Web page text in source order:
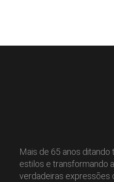
Mais de 65 anos
estilos e transformando
verdadeiras expressões